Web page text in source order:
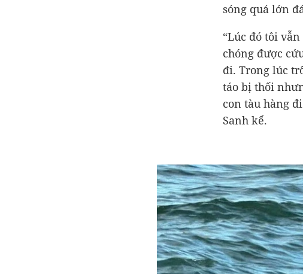
sóng quá lớn
“Lúc đó tôi
chóng được
đi. Trong lúc
táo bị thối
con tàu hàng
Sanh kể.